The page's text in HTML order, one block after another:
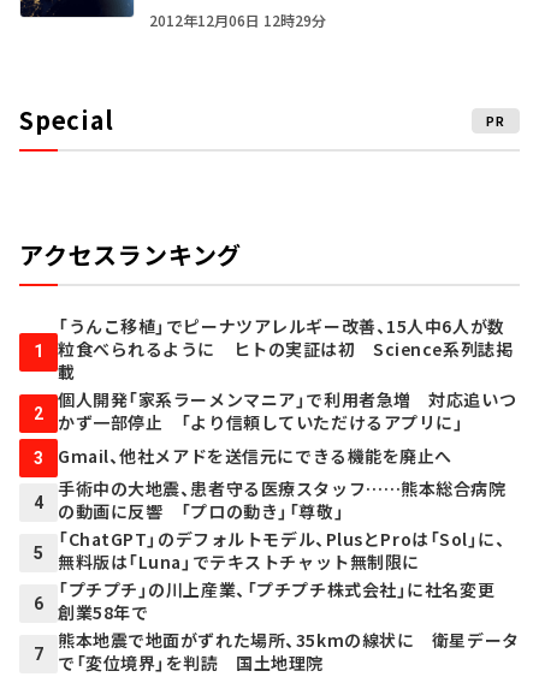
2012年12月06日 12時29分
Special PR
アクセスランキング
1
「うんこ移植」でピーナツアレルギー改善、15人中6人が数
粒食べられるように ヒトの実証は初 Science系列誌掲
載
2
個人開発「家系ラーメンマニア」で利用者急増 対応追いつ
かず一部停止 「より信頼していただけるアプリに」
3 Gmail、他社メアドを送信元にできる機能を廃止へ
4
手術中の大地震、患者守る医療スタッフ……熊本総合病院
の動画に反響 「プロの動き」「尊敬」
5
「ChatGPT」のデフォルトモデル、PlusとProは「Sol」に、
無料版は「Luna」でテキストチャット無制限に
6
「プチプチ」の川上産業、「プチプチ株式会社」に社名変更
創業58年で
7
熊本地震で地面がずれた場所、35kmの線状に 衛星データ
で「変位境界」を判読 国土地理院